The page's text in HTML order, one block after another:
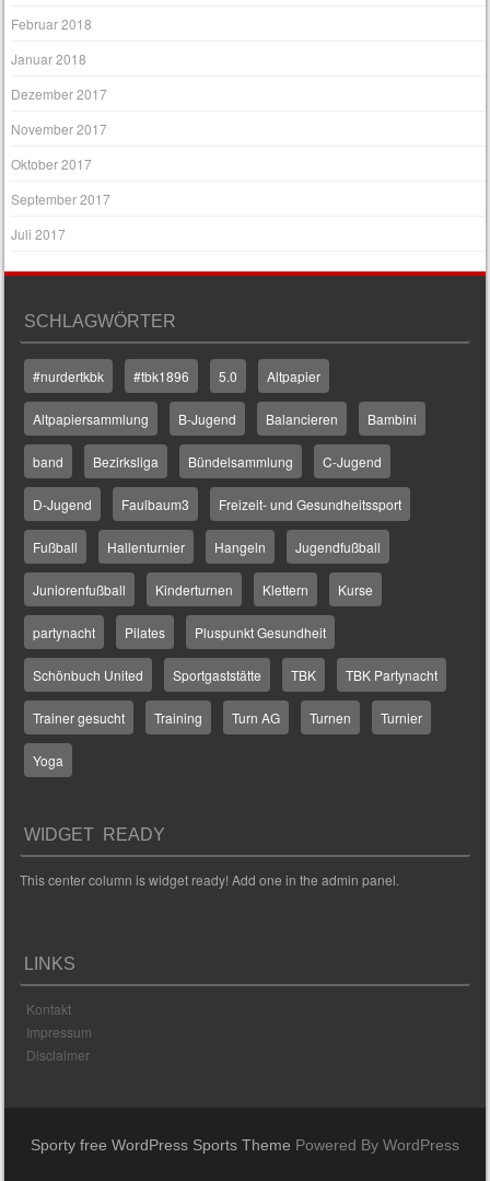
Februar 2018
Januar 2018
Dezember 2017
November 2017
Oktober 2017
September 2017
Juli 2017
SCHLAGWÖRTER
#nurdertkbk #tbk1896 5.0 Altpapier
Altpapiersammlung B-Jugend Balancieren Bambini
band Bezirksliga Bündelsammlung C-Jugend
D-Jugend Faulbaum3 Freizeit- und Gesundheitssport
Fußball Hallenturnier Hangeln Jugendfußball
Juniorenfußball Kinderturnen Klettern Kurse
partynacht Pilates Pluspunkt Gesundheit
Schönbuch United Sportgaststätte TBK TBK Partynacht
Trainer gesucht Training Turn AG Turnen Turnier
Yoga
WIDGET READY
This center column is widget ready! Add one in the admin panel.
LINKS
Kontakt
Impressum
Disclaimer
Sporty free WordPress Sports Theme Powered By WordPress